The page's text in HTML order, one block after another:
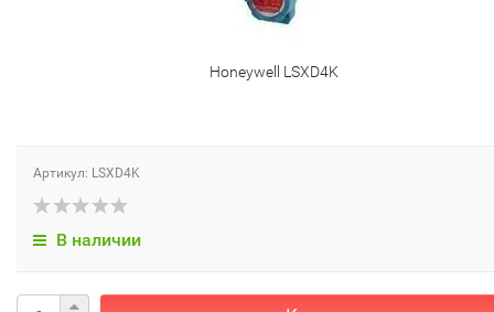
Honeywell LSXD4K
Артикул: LSXD4K
В наличии